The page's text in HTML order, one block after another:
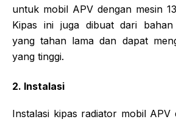
untuk mobil APV dengan mesin
Kipas ini juga dibuat dari bahan
yang tahan lama dan dapat
yang tinggi.
2. Instalasi
Instalasi kipas radiator mobil